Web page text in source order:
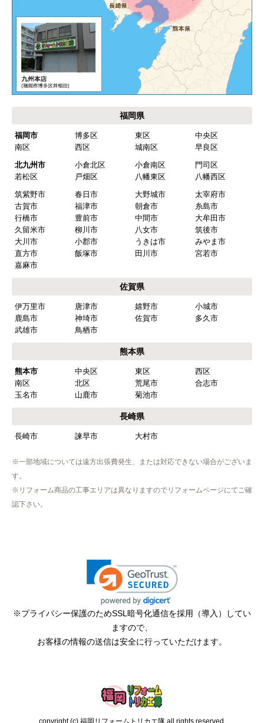
別の部屋もお願いしたいと考えていたが、少々不
安があり要検討。
akagenoane さん
2026年4月18日 21:30
欲しい商品をスムーズに注文できましたか？
ショップからの連絡や対応は適切でしたか？
はい
予定の期日までに商品が届きましたか？
商品の梱包は必要十分なものでしたか？
またこのショップを利用したいですか？
文時期】2026年03月頃（モバイルから）
商品価格がお手頃だった
【注文からどのくらいで届きましたか？】
忘れました
【その他感想・コメント】
工事は土曜日に申し込んだが、
たので、仕事を1日休まなければならなかった。
ショップからの連絡や対応は適切でしたか？
予定の期日までに商品が届きましたか？
またこのショップを利用したいですか？
福岡県
福岡市 博多区 東区
中央区
南区
西区 城南区
早良区
北九州市
小倉北区 小倉南区
門司区
若松区
戸畑区 八幡東区
八幡西区
筑紫野市
春日市 大野城市
太宰府市
古賀市
福津市 朝倉市
糸島市
行橋市
豊前市 中間市
大牟田市
久留米市
柳川市 八女市
筑後市
大川市
小郡市 うきは市
みやま市
直方市
飯塚市 田川市
宮若市
嘉麻市
佐賀県
伊万里市 唐津市 嬉野市
小城市
鹿島市
神埼市 佐賀市
多久市
武雄市
鳥栖市
熊本県
熊本市 中央区 東区
西区
南区
北区 荒尾市
合志市
玉名市
山鹿市 菊池市
長崎県
長崎市 諫早市 大村市
※一部地域については遠方出張費発生、または対応できない場合がございま
す。
※リフォーム商品の工事エリアは異なりますのでリフォームページにてご確
認下さい。
※プライバシー保護のためSSL暗号化通信を採用（導入）してい
ますので、
お客様の情報の送信は安全に行っていただけます。